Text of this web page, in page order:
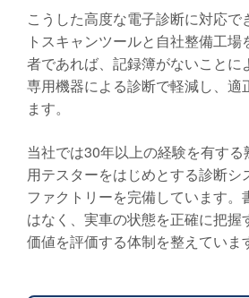
こうした高度な電子診断に対応で
トスキャンツールと自社整備工
者であれば、記録簿がないことに
専用機器による診断で軽減し、適
ます。
当社では30年以上の経験を有す
用テスターをはじめとする診断シ
ファクトリーを完備しています。
はなく、実車の状態を正確に把握
価値を評価する体制を整えていま